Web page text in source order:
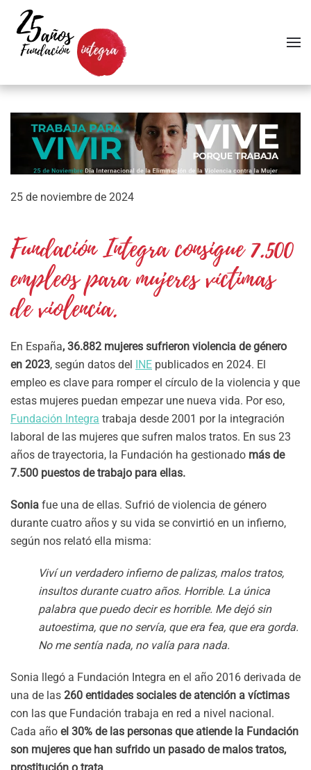
Skip to main content
25 de noviembre de 2024
Fundación Integra consigue 7.500
empleos para mujeres víctimas
de violencia.
En España, 36.882 mujeres sufrieron violencia de género
en 2023, según datos del INE publicados en 2024. El
empleo es clave para romper el círculo de la violencia y que
estas mujeres puedan empezar une nueva vida. Por eso,
Fundación Integra trabaja desde 2001 por la integración
laboral de las mujeres que sufren malos tratos. En sus 23
años de trayectoria, la Fundación ha gestionado más de
7.500 puestos de trabajo para ellas.
Sonia fue una de ellas. Sufrió de violencia de género
durante cuatro años y su vida se convirtió en un infierno,
según nos relató ella misma:
Viví un verdadero infierno de palizas, malos tratos,
insultos durante cuatro años. Horrible. La única
palabra que puedo decir es horrible. Me dejó sin
autoestima, que no servía, que era fea, que era gorda.
No me sentía nada, no valía para nada.
Sonia llegó a Fundación Integra en el año 2016 derivada de
una de las 260 entidades sociales de atención a víctimas
con las que Fundación trabaja en red a nivel nacional.
Cada año el 30% de las personas que atiende la Fundación
son mujeres que han sufrido un pasado de malos tratos,